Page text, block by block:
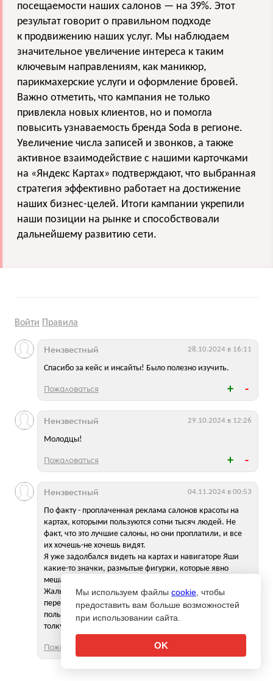
посещаемости наших салонов — на 39%. Этот
результат говорит о правильном подходе
к продвижению наших услуг. Мы наблюдаем
значительное увеличение интереса к таким
ключевым направлениям, как маникюр,
парикмахерские услуги и оформление бровей.
Важно отметить, что кампания не только
привлекла новых клиентов, но и помогла
повысить узнаваемость бренда Soda в регионе.
Увеличение числа записей и звонков, а также
активное взаимодействие с нашими карточками
на «Яндекс Картах» подтверждают, что выбранная
стратегия эффективно работает на достижение
наших бизнес-целей. Итоги кампании укрепили
наши позиции на рынке и способствовали
дальнейшему развитию сети.
Войти Правила
Спасибо за кейс и инсайты! Было полезно изучить.
Неизвестный 28.10.2024 в 16:11
Пожаловаться
Молодцы!
Неизвестный 29.10.2024 в 12:26
Пожаловаться
По факту - проплаченная реклама салонов красоты на
картах, которыми пользуются сотни тысяч людей. Не
факт, что это лучшие салоны, но они проплатили, и все
их хочешь-не хочешь видят.
Я уже задолбался видеть на картах и навигаторе Яши
какие-то значки, размытые фигурки, которые явно
мешают навигации.
Жаль, что у Дубль Гис не все еще доработано, а то бы
перешел только на них. Хотя, в Абу Даби и Дубае
пользовался только Дубль Гис, от Яши там никакого
толку.
Неизвестный 04.11.2024 в 00:53
Пожаловаться
Мы используем файлы cookie , чтобы
предоставить вам больше возможностей
при использовании сайта.
OK